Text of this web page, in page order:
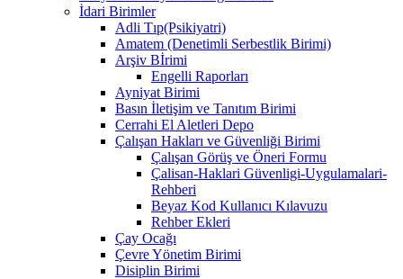
İdari Birimler
Adli Tıp(Psikiyatri)
Amatem (Denetimli Serbestlik Birimi)
Arşiv Bİrimi
Engelli Raporları
Ayniyat Birimi
Basın İletişim ve Tanıtım Birimi
Cerrahi El Aletleri Depo
Çalışan Hakları ve Güvenliği Birimi
Çalışan Görüş ve Öneri Formu
Çalisan-Haklari Güvenligi-Uygulamalari-
Rehberi
Beyaz Kod Kullanıcı Kılavuzu
Rehber Ekleri
Çay Ocağı
Çevre Yönetim Birimi
Disiplin Birimi